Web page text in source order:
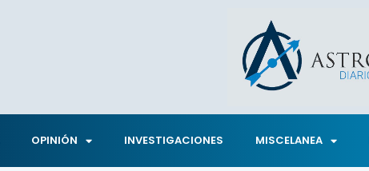
OPINIÓN INVESTIGACIONES MISCELANEA